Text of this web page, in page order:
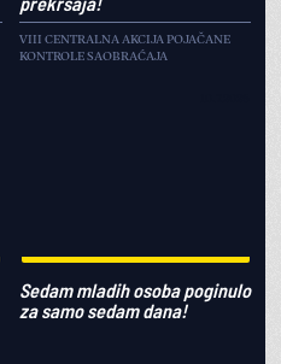
VIII CENTRALNA AKCIJA POJAČANE
KONTROLE SAOBRAĆAJA
Sedam mladih osoba poginulo
za samo sedam dana!